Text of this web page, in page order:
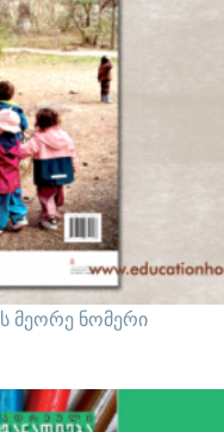
მეორე ნომერი